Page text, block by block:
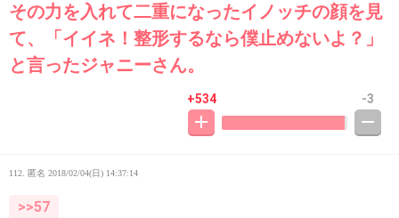
その力を入れて二重になったイノッチの顔を見
て、「イイネ！整形するなら僕止めないよ？」
と言ったジャニーさん。
+534 -3
112. 匿名 2018/02/04(日) 14:37:14
>>57